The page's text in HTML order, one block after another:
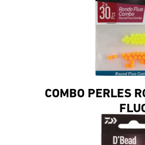
COMBO PERLES